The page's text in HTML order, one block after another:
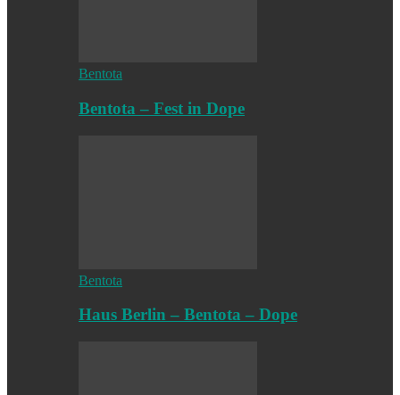
Bentota
Bentota – Fest in Dope
Bentota
Haus Berlin – Bentota – Dope